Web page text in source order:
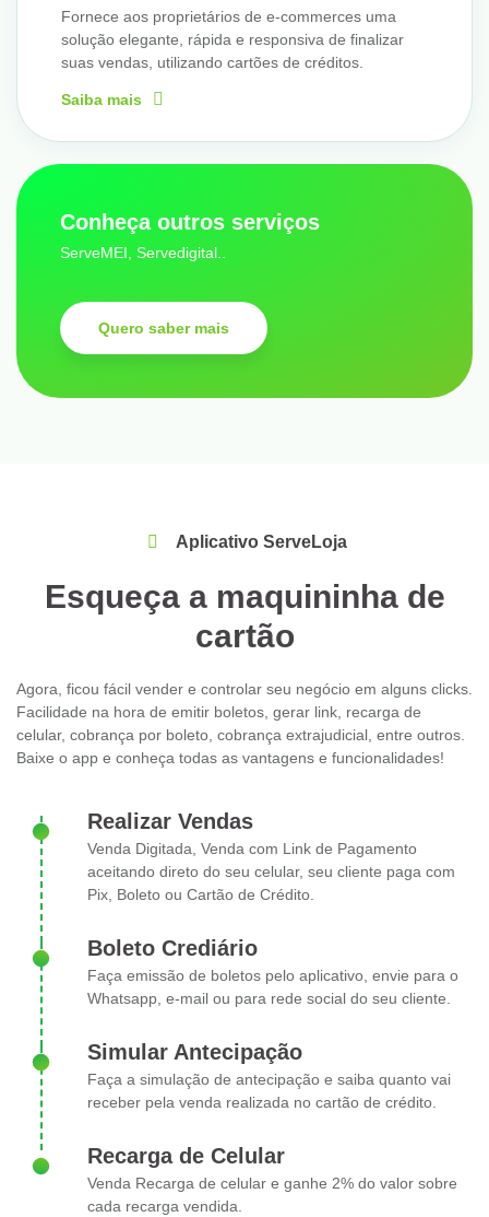
Conheça outros serviços
ServeMEI, Servedigital..
Quero saber mais
Fornece aos proprietários de e-commerces uma
solução elegante, rápida e responsiva de finalizar
suas vendas, utilizando cartões de créditos.
Saiba mais
Aplicativo ServeLoja
Esqueça a maquininha de
cartão
Agora, ficou fácil vender e controlar seu negócio em alguns clicks.
Facilidade na hora de emitir boletos, gerar link, recarga de
celular, cobrança por boleto, cobrança extrajudicial, entre outros.
Baixe o app e conheça todas as vantagens e funcionalidades!
Realizar Vendas
Venda Digitada, Venda com Link de Pagamento
aceitando direto do seu celular, seu cliente paga com
Pix, Boleto ou Cartão de Crédito.
Boleto Crediário
Faça emissão de boletos pelo aplicativo, envie para o
Whatsapp, e-mail ou para rede social do seu cliente.
Simular Antecipação
Faça a simulação de antecipação e saiba quanto vai
receber pela venda realizada no cartão de crédito.
Recarga de Celular
Venda Recarga de celular e ganhe 2% do valor sobre
cada recarga vendida.